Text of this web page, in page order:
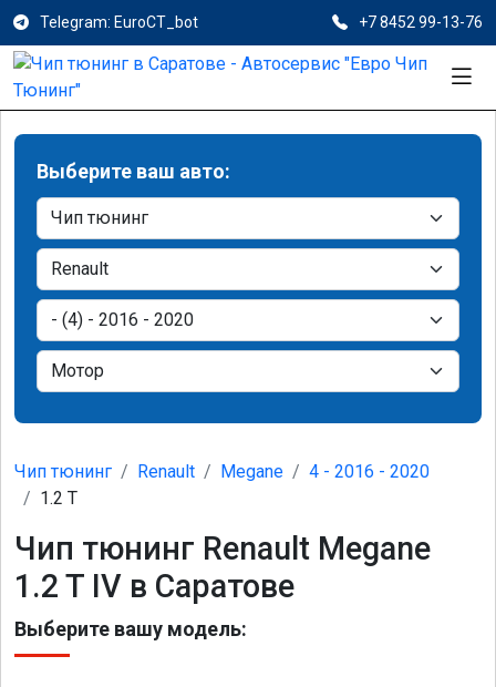
Telegram: EuroCT_bot +7 8452 99-13-76
Выберите ваш авто:
Чип тюнинг Renault Megane
4 - 2016 - 2020
1.2 T
Чип тюнинг Renault Megane
1.2 T IV в Саратове
Выберите вашу модель: